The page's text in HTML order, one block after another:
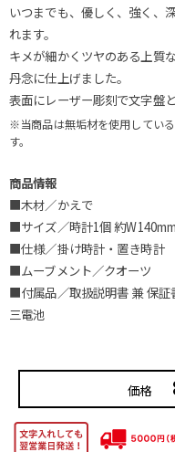
いつまでも、優しく、強く、
れます。
キメが細かくツヤのある上質
丹念に仕上げました。
表面にレーザー彫刻で文字盤
※当商品は無垢材を使用してい
す。
商品情報
■木材／かえで
■サイズ／時計1個 約
■仕様／掛け時計・置き時計
■ムーブメント／クオーツ
■付属品／取扱説明書 兼 保
三電池
価格